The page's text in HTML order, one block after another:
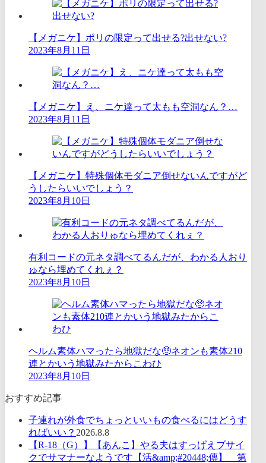
【メガニケ】ポリの限定って出せる?出せない?
2023年8月11日
【メガニケ】え、ニケ達って太もも空洞なん？…
2023年8月11日
【メガニケ】特殊個体モダニア倒せないんですがど
うしたらいいでしょう？
2023年8月10日
有利コードの元ネタ調べてるんだが、わかる人おり
ゅなら埋めてくれぇ？
2023年8月10日
ヘルム素体ハマったら地獄だな🥺ネオンも素体210
連とかいう地獄みたからこわひ
2023年8月10日
おすすめ記事
子連れが外食でちょっといいもの食べるにはどうす
ればいい？ 2026.8.8
【R-18（G）】【あんこ】やる夫はすっげえブサイ
クでサマナーなようです【活&amp;#20448;傳】 第